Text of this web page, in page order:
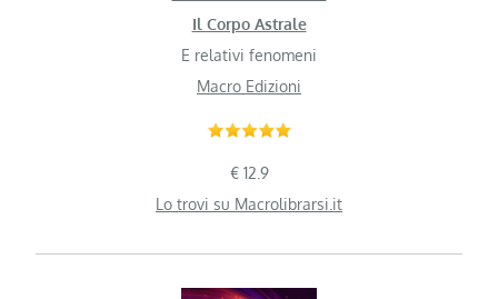
Il Corpo Astrale
E relativi fenomeni
Macro Edizioni
€ 12.9
Lo trovi su Macrolibrarsi.it